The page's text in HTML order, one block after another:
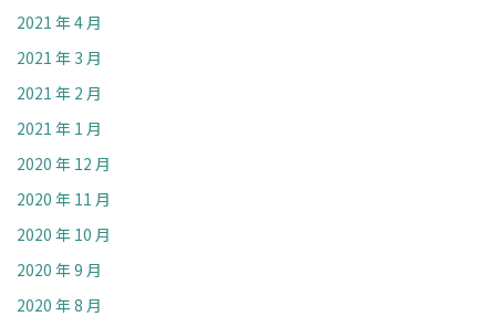
2021 年 4 月
2021 年 3 月
2021 年 2 月
2021 年 1 月
2020 年 12 月
2020 年 11 月
2020 年 10 月
2020 年 9 月
2020 年 8 月